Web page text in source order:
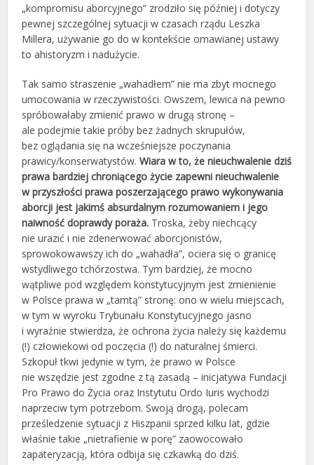
„kompromisu aborcyjnego” zrodziło się później i dotyczy
pewnej szczególnej sytuacji w czasach rządu Leszka
Millera, używanie go do w kontekście omawianej ustawy
to ahistoryzm i nadużycie.
Tak samo straszenie „wahadłem” nie ma zbyt mocnego
umocowania w rzeczywistości. Owszem, lewica na pewno
spróbowałaby zmienić prawo w drugą stronę –
ale podejmie takie próby bez żadnych skrupułów,
bez oglądania się na wcześniejsze poczynania
prawicy/konserwatystów.Wiara w to, że nieuchwalenie dziś
prawa bardziej chroniącego życie zapewni nieuchwalenie
w przyszłości prawa poszerzającego prawo wykonywania
aborcji jest jakimś absurdalnym rozumowaniem i jego
naiwność doprawdy poraża. Troska, żeby niechcący
nie urazić i nie zdenerwować aborcjonistów,
sprowokowawszy ich do „wahadła”, ociera się o granicę
wstydliwego tchórzostwa. Tym bardziej, że mocno
wątpliwe pod względem konstytucyjnym jest zmienienie
w Polsce prawa w „tamtą” stronę: ono w wielu miejscach,
w tym w wyroku Trybunału Konstytucyjnego jasno
i wyraźnie stwierdza, że ochrona życia należy się każdemu
(!) człowiekowi od poczęcia (!) do naturalnej śmierci.
Szkopuł tkwi jedynie w tym, że prawo w Polsce
nie wszędzie jest zgodne z tą zasadą – inicjatywa Fundacji
Pro Prawo do Życia oraz Instytutu Ordo Iuris wychodzi
naprzeciw tym potrzebom. Swoją drogą, polecam
prześledzenie sytuacji z Hiszpanii sprzed kilku lat, gdzie
właśnie takie „nietrafienie w porę” zaowocowało
zapateryzacją, która odbija się czkawką do dziś.